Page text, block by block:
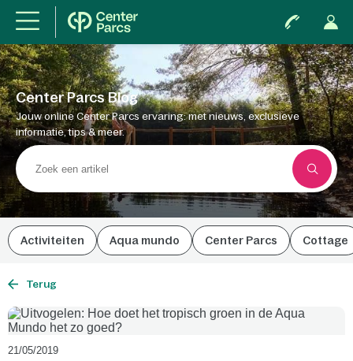
Center Parcs Blog
Jouw online Center Parcs ervaring: met nieuws, exclusieve
informatie, tips & meer.
Activiteiten Aqua mundo Center Parcs Cottage
Terug
21/05/2019